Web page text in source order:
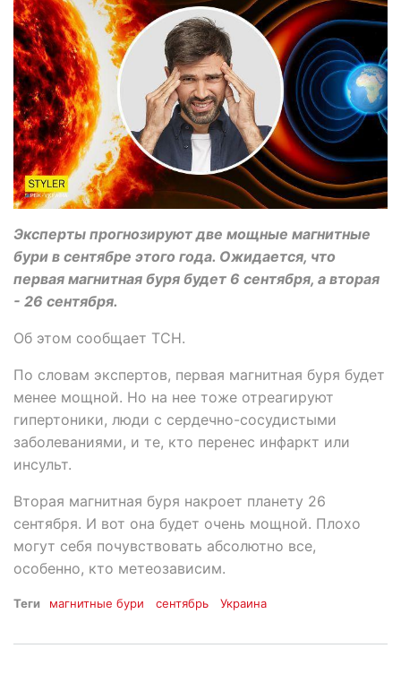
Эксперты прогнозируют две мощные магнитные
бури в сентябре этого года. Ожидается, что
первая магнитная буря будет 6 сентября, а вторая
- 26 сентября.
Об этом сообщает ТСН.
По словам экспертов, первая магнитная буря будет
менее мощной. Но на нее тоже отреагируют
гипертоники, люди с сердечно-сосудистыми
заболеваниями, и те, кто перенес инфаркт или
инсульт.
Вторая магнитная буря накроет планету 26
сентября. И вот она будет очень мощной. Плохо
могут себя почувствовать абсолютно все,
особенно, кто метеозависим.
Теги магнитные бури сентябрь Украина